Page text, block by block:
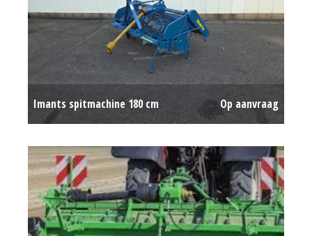
Imants spitmachine 180 cm Op aanvraag